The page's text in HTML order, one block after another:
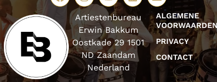
Artiestenbureau
Erwin Bakkum
Oostkade 29 1501
ND Zaandam
Nederland
ALGEMENE
PRIVACY
CONTACT